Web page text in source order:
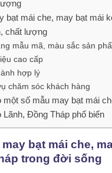
bạt mái che, may bạt mái
chất lượng
mẫu mã, màu sắc sản
cao cấp
hợp lý
chăm sóc khách hàng
một số mẫu may bạt mái
Lãnh, Đồng Tháp phổ biến
bạt mái che,
trong đời sống